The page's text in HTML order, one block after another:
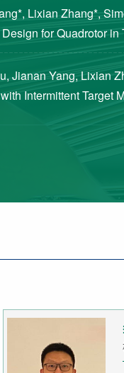
Lixian Zhang*,
for Quadrotor in
[J]. Journal
Jianan Yang, Lixian
Intermittent Target